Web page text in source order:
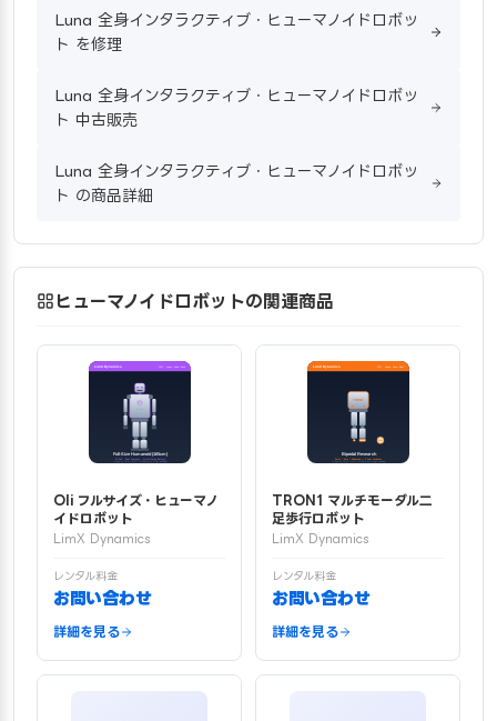
Luna 全身インタラクティブ・ヒューマノイドロボッ
ト を修理
Luna 全身インタラクティブ・ヒューマノイドロボッ
ト 中古販売
Luna 全身インタラクティブ・ヒューマノイドロボッ
ト の商品詳細
ヒューマノイドロボットの関連商品
Oli フルサイズ・ヒューマノ
イドロボット
LimX Dynamics
レンタル料金
お問い合わせ
詳細を見る
TRON1 マルチモーダル二
足歩行ロボット
LimX Dynamics
レンタル料金
お問い合わせ
詳細を見る